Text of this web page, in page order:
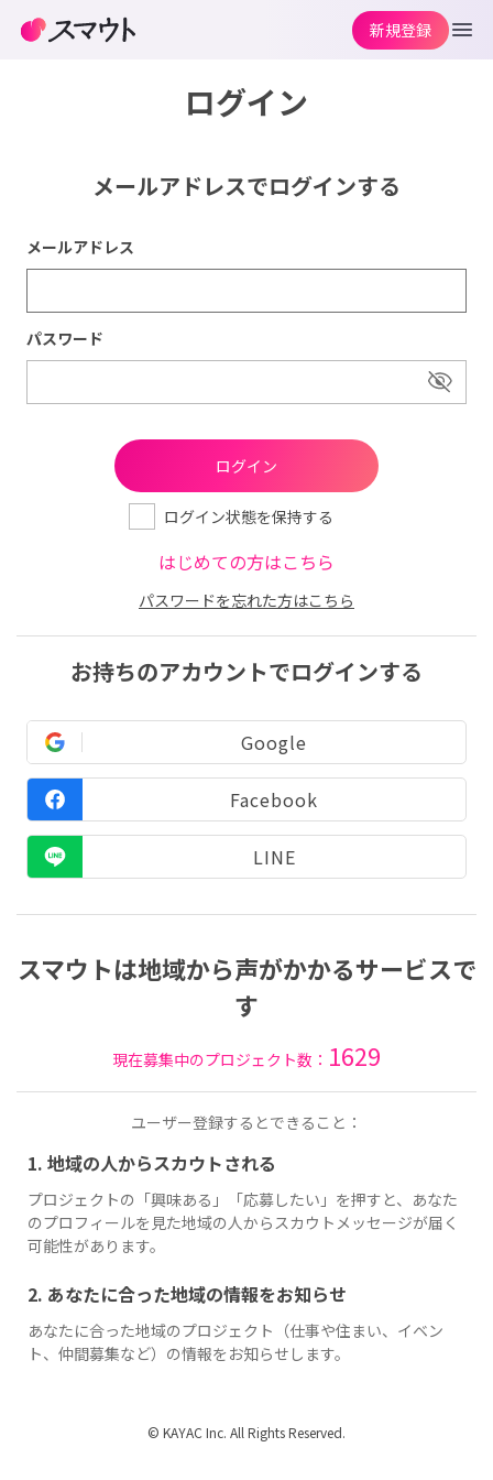
ログイン
メールアドレスでログインする
メールアドレス
パスワード
ログイン状態を保持する
はじめての方はこちら
パスワードを忘れた方はこちら
お持ちのアカウントでログインする
Google
Facebook
LINE
スマウトは地域から声がかかるサービスで
す
現在募集中のプロジェクト数： 1629
ユーザー登録するとできること：
1. 地域の人からスカウトされる
プロジェクトの「興味ある」「応募したい」を押すと、あなた
のプロフィールを見た地域の人からスカウトメッセージが届く
可能性があります。
2. あなたに合った地域の情報をお知らせ
あなたに合った地域のプロジェクト（仕事や住まい、イベン
ト、仲間募集など）の情報をお知らせします。
新規登録
© KAYAC Inc. All Rights Reserved.